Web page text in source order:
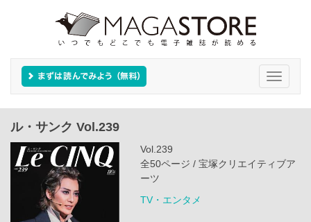
Toggle
ル・サンク Vol.239
Vol.239
全50ページ / 宝塚クリエイティブア
ーツ
TV・エンタメ